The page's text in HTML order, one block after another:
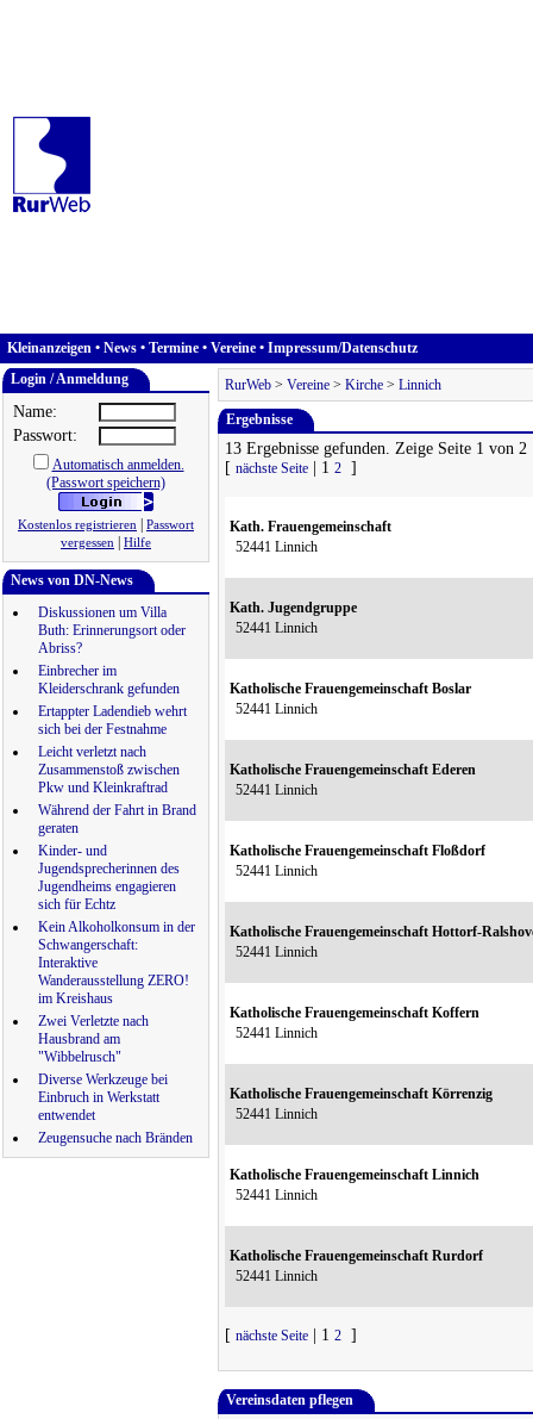
Kleinanzeigen • News • Termine • Vereine • Impressum/Datenschutz
Login / Anmeldung
Name:
Passwort:
Automatisch anmelden.
(Passwort speichern)
Kostenlos registrieren
Passwort
vergessen
Hilfe
News von DN-News
Diskussionen um Villa
Buth: Erinnerungsort oder
Abriss?
Einbrecher im
Kleiderschrank gefunden
Ertappter Ladendieb wehrt
sich bei der Festnahme
Leicht verletzt nach
Zusammenstoß zwischen
Pkw und Kleinkraftrad
Während der Fahrt in Brand
geraten
Kinder- und
Jugendsprecherinnen des
Jugendheims engagieren
sich für Echtz
Kein Alkoholkonsum in der
Schwangerschaft:
Interaktive
Wanderausstellung ZERO!
im Kreishaus
Zwei Verletzte nach
Hausbrand am
"Wibbelrusch"
Diverse Werkzeuge bei
Einbruch in Werkstatt
entwendet
Zeugensuche nach Bränden
RurWeb > Vereine > Kirche > Linnich
Ergebnisse
13 Ergebnisse gefunden. Zeige Seite 1 von 2
[ nächste Seite | 1 2 ]
Kath. Frauengemeinschaft
52441 Linnich
Kath. Jugendgruppe
52441 Linnich
Katholische Frauengemeinschaft Boslar
52441 Linnich
Katholische Frauengemeinschaft Ederen
52441 Linnich
Katholische Frauengemeinschaft Floßdorf
52441 Linnich
Katholische Frauengemeinschaft Hottorf-
52441 Linnich
Katholische Frauengemeinschaft Koffern
52441 Linnich
Katholische Frauengemeinschaft Körrenzig
52441 Linnich
Katholische Frauengemeinschaft Linnich
52441 Linnich
Katholische Frauengemeinschaft Rurdorf
52441 Linnich
[ nächste Seite | 1 2 ]
Vereinsdaten pflegen